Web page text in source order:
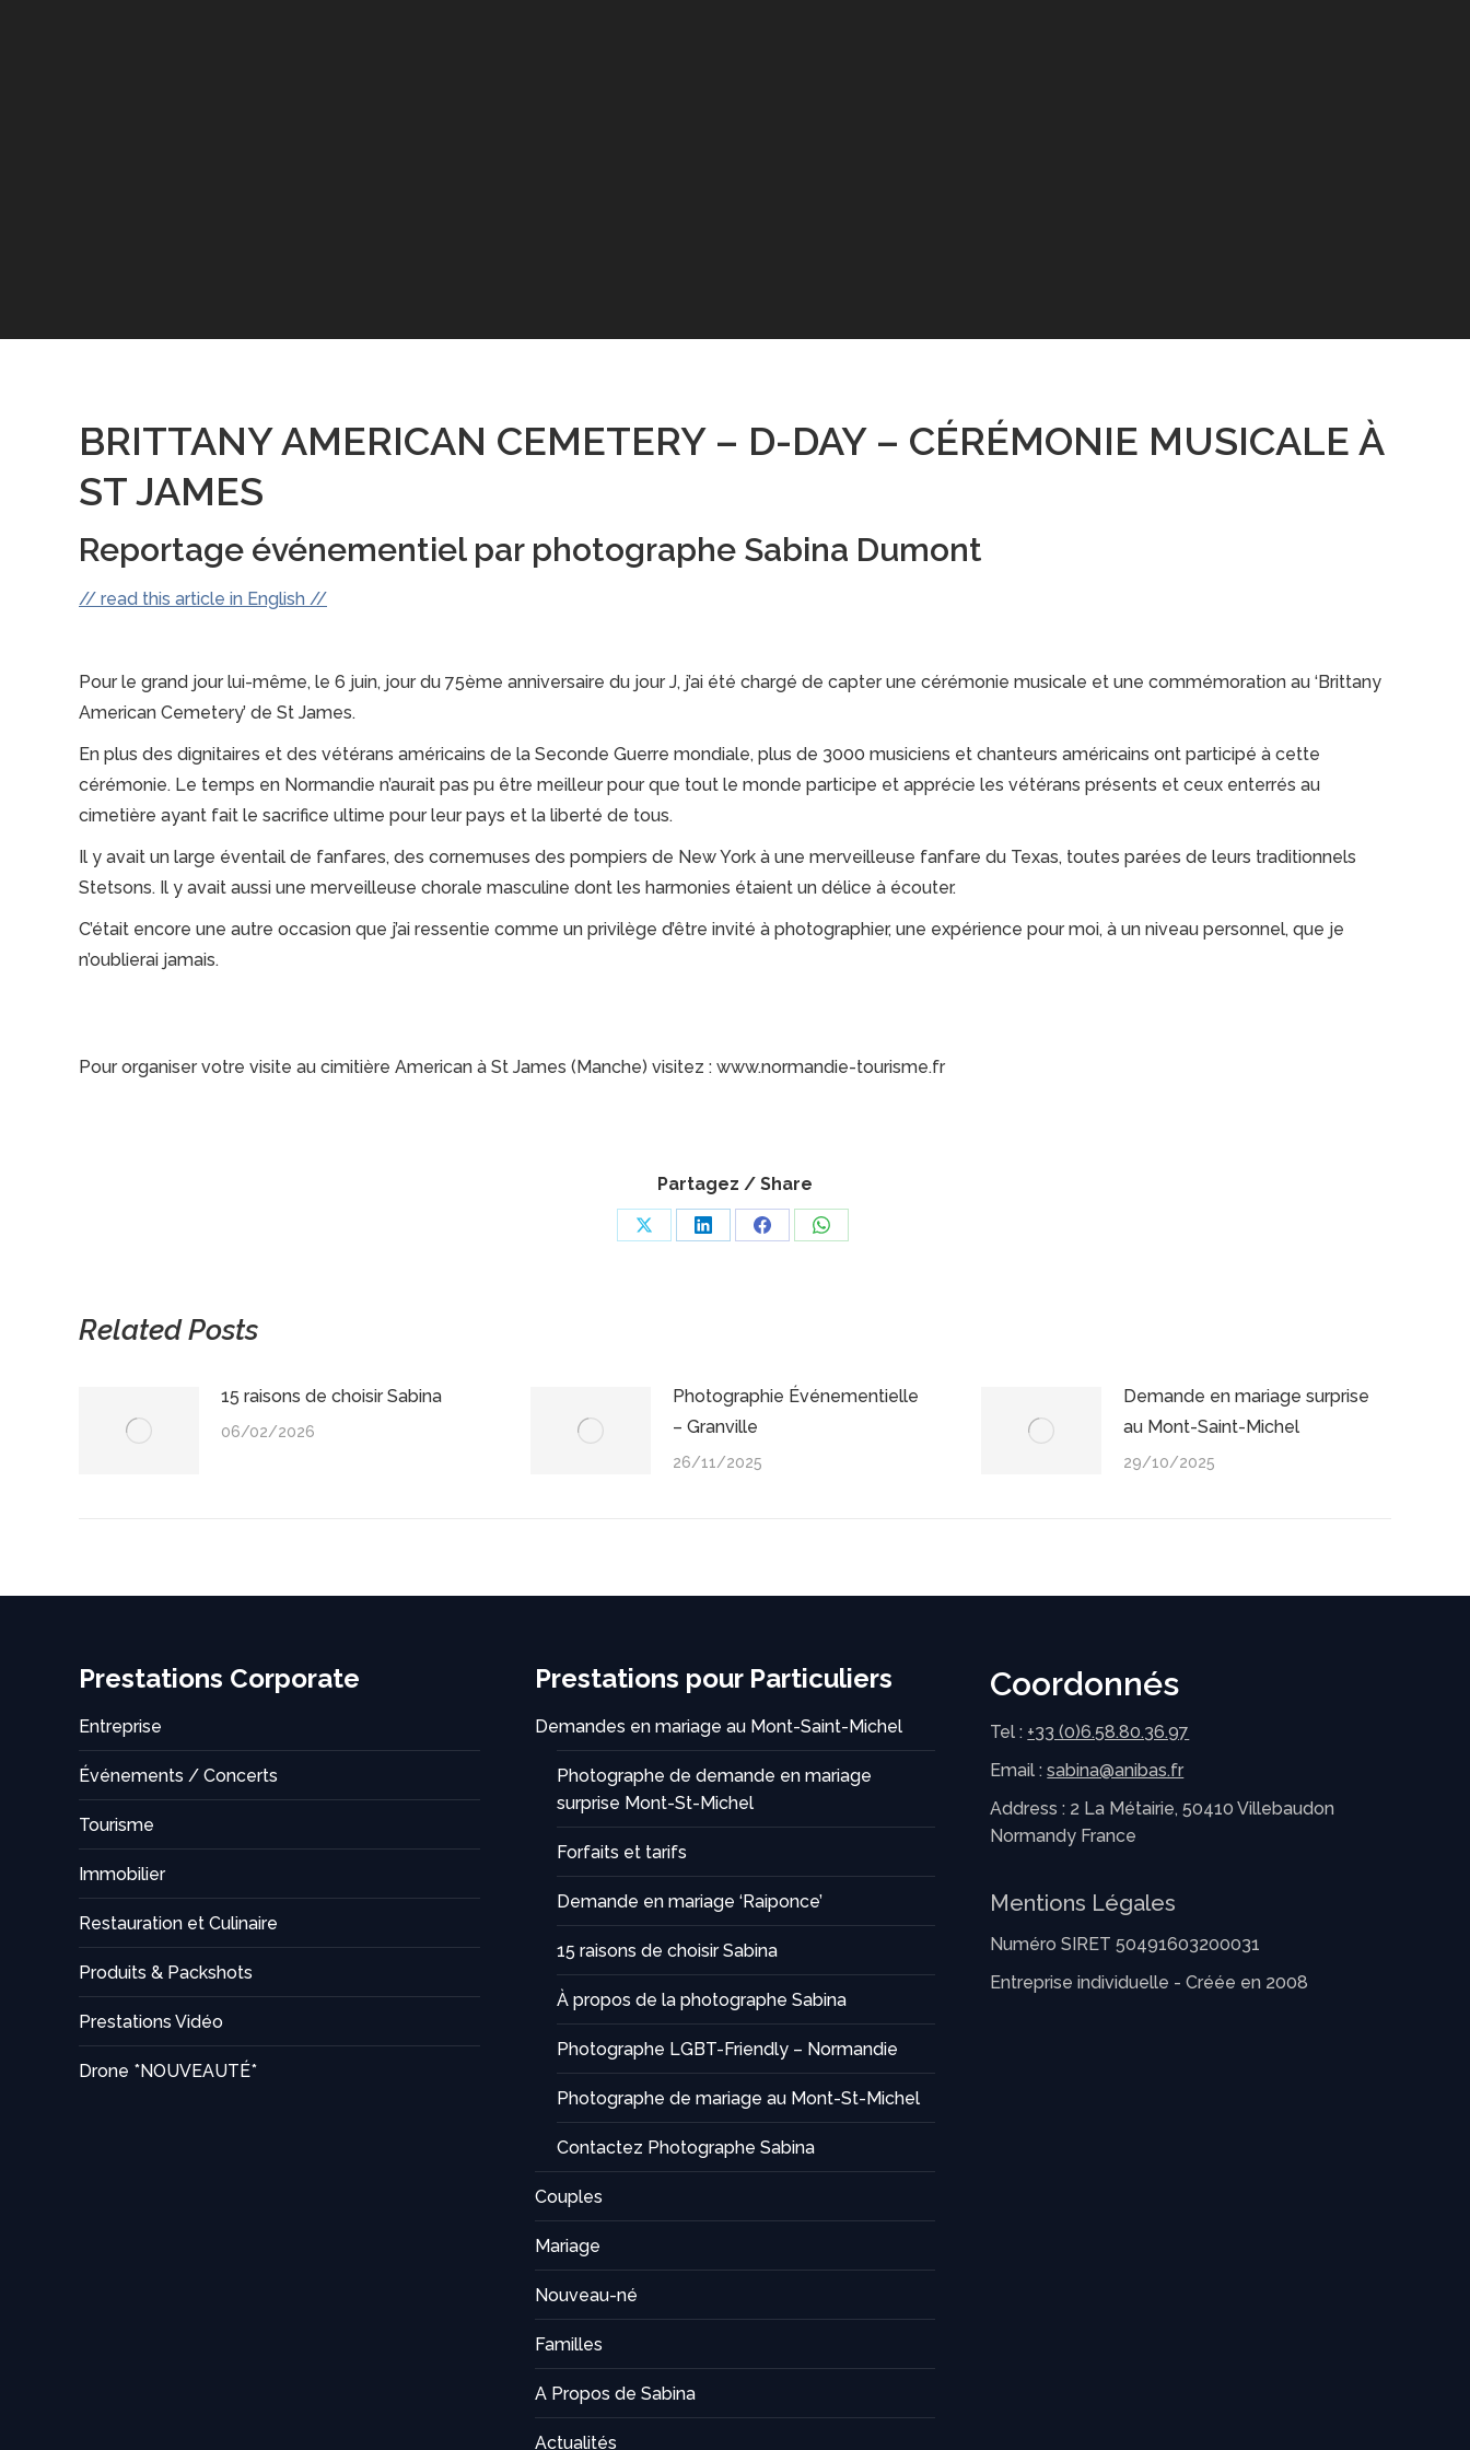
BRITTANY AMERICAN CEMETERY – D-DAY – CÉRÉMONIE MUSICALE À
ST JAMES
Reportage événementiel par photographe Sabina Dumont
// read this article in English //
Pour le grand jour lui-même, le 6 juin, jour du 75ème anniversaire du jour J, j’ai été chargé de capter une cérémonie musicale et une commémoration au ‘Brittany
American Cemetery’ de St James.
En plus des dignitaires et des vétérans américains de la Seconde Guerre mondiale, plus de 3000 musiciens et chanteurs américains ont participé à cette
cérémonie. Le temps en Normandie n’aurait pas pu être meilleur pour que tout le monde participe et apprécie les vétérans présents et ceux enterrés au
cimetière ayant fait le sacrifice ultime pour leur pays et la liberté de tous.
Il y avait un large éventail de fanfares, des cornemuses des pompiers de New York à une merveilleuse fanfare du Texas, toutes parées de leurs traditionnels
Stetsons. Il y avait aussi une merveilleuse chorale masculine dont les harmonies étaient un délice à écouter.
C’était encore une autre occasion que j’ai ressentie comme un privilège d’être invité à photographier, une expérience pour moi, à un niveau personnel, que je
n’oublierai jamais.
Pour organiser votre visite au cimitière American à St James (Manche) visitez : www.normandie-tourisme.fr
Partagez / Share
Share Share Share Share
Related Posts
15 raisons de choisir Sabina
06/02/2026
Photographie Événementielle
– Granville
26/11/2025
Demande en mariage surprise
au Mont-Saint-Michel
29/10/2025
Prestations Corporate
Entreprise
Événements / Concerts
Tourisme
Immobilier
Restauration et Culinaire
Produits & Packshots
Prestations Vidéo
Drone *NOUVEAUTÉ*
Prestations pour Particuliers
Demandes en mariage au Mont-Saint-Michel
Photographe de demande en mariage
surprise Mont-St-Michel
Forfaits et tarifs
Demande en mariage ‘Raiponce’
15 raisons de choisir Sabina
À propos de la photographe Sabina
Photographe LGBT-Friendly – Normandie
Photographe de mariage au Mont-St-Michel
Contactez Photographe Sabina
Couples
Mariage
Nouveau-né
Familles
A Propos de Sabina
Actualités
Coordonnés
Tel : +33 (0)6.58.80.36.97
Email :sabina@anibas.fr
Address : 2 La Métairie, 50410 Villebaudon
Normandy France
Mentions Légales
Numéro SIRET 50491603200031
Entreprise individuelle - Créée en 2008